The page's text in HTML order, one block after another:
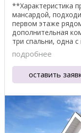
**Характеристика
мансардой,
первом этаже
дополнительная
три спальни, одна
подробнее
оставить